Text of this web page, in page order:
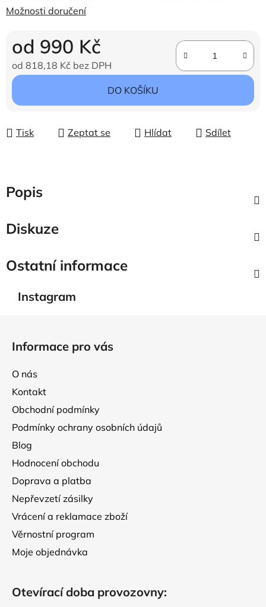
Možnosti doručení
od 990 Kč
od 818,18 Kč bez DPH
Měrná cena:
DO KOŠÍKU
Tisk Zeptat se Hlídat Sdílet
Popis
Diskuze
Ostatní informace
Instagram
Informace pro vás
O nás
Kontakt
Obchodní podmínky
Podmínky ochrany osobních údajů
Blog
Hodnocení obchodu
Doprava a platba
Nepřevzetí zásilky
Vrácení a reklamace zboží
Věrnostní program
Moje objednávka
Otevírací doba provozovny: